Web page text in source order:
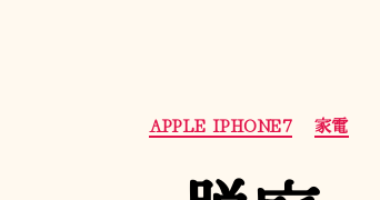
カ
テ
リ
APPLE IPHONE7 家電